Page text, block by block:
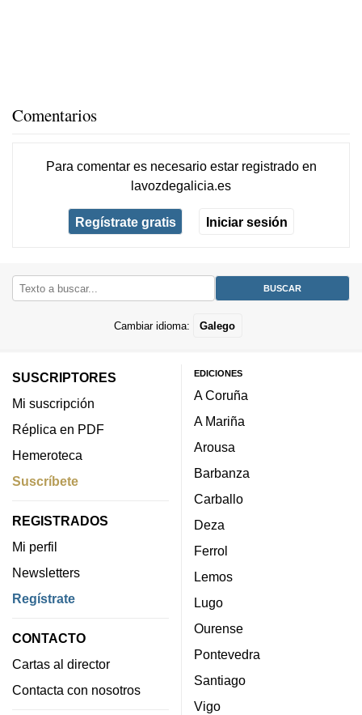
Comentarios
Para comentar es necesario estar registradoen
lavozdegalicia.es
Regístrate gratis Iniciar sesión
Cambiar idioma: Galego
SUSCRIPTORES
Mi suscripción
Réplica en PDF
Hemeroteca
Suscríbete
REGISTRADOS
Mi perfil
Newsletters
Regístrate
CONTACTO
Cartas al director
Contacta con nosotros
EDICIONES
A Coruña
A Mariña
Arousa
Barbanza
Carballo
Deza
Ferrol
Lemos
Lugo
Ourense
Pontevedra
Santiago
Vigo